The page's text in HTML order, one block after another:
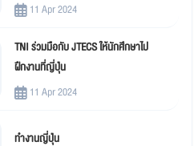
11 Apr 2024
TNI ร่วมมือกับ JTECS ให้นักศึกษาไป
ฝึกงานที่ญี่ปุ่น
11 Apr 2024
ทำงานญี่ปุ่น